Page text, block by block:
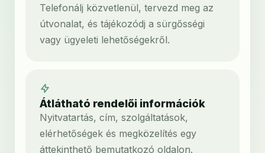
Telefonálj közvetlenül, tervezd meg az
útvonalat, és tájékozódj a sürgősségi
vagy ügyeleti lehetőségekről.
Átlátható rendelői információk
Nyitvatartás, cím, szolgáltatások,
elérhetőségek és megközelítés egy
áttekinthető bemutatkozó oldalon.